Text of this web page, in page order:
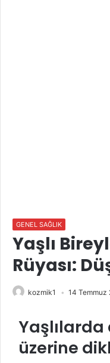
GENEL SAĞLIK
Yaşlı
Rüyası:
kozmik1 14 Temmuz
üzerine